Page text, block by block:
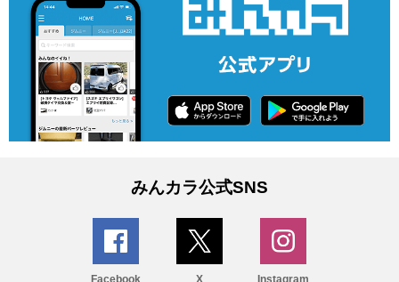
みんカラ公式SNS